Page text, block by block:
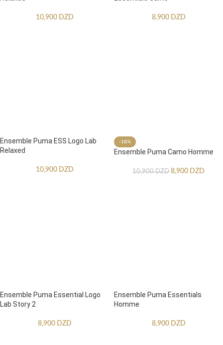
10,900 DZD 8,900 DZD
Ensemble Puma ESS Logo Lab
Relaxed
10,900 DZD
-18%
Ensemble Puma Camo Homme
10,900DZD 8,900 DZD
Ensemble Puma Essential Logo
Lab Story 2
8,900 DZD
Ensemble Puma Essentials
Homme
8,900 DZD